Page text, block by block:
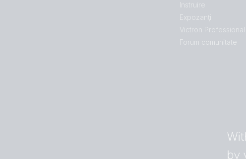
Instruire
Expozanţi
Victron Professional
Forum comunitate